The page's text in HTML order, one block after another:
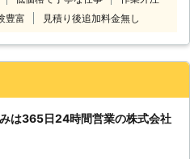
リー上がり対処は6,000円から対
ていますので「料金の目安がなく
や車内・外のクリーニングを承っ
国産乗用車の対応のみに
料の一律8,800円（税込）でお客
近郊エリアで車のバッテリー上が
お困りのときにはご連絡くださ
豊富 見積り後追加料金無し
は365日24時間営業の株式会社